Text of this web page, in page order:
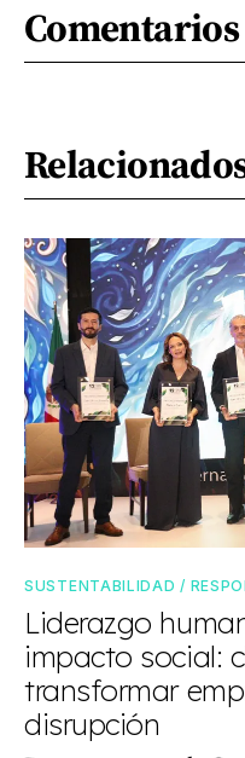
Comentarios
SUSTENTABILIDAD /
Liderazgo
impacto social:
transformar
disrupción